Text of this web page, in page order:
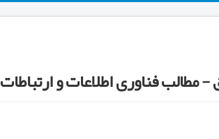
فناوری اطلاعات و ارتباطات